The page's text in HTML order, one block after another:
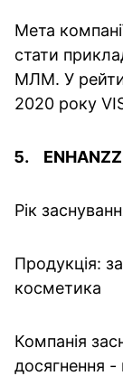
Мета
стати
МЛМ. У
2020 року
ENHANZZ
Рік
Продукція:
косметика
Компанія
досягнення -